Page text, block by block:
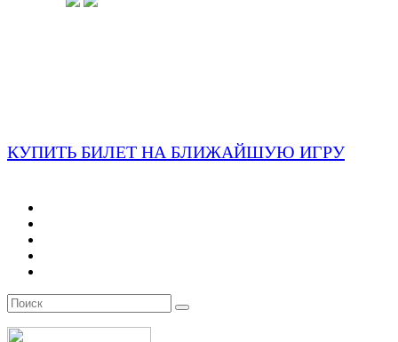
КУПИТЬ БИЛЕТ НА БЛИЖАЙШУЮ ИГРУ